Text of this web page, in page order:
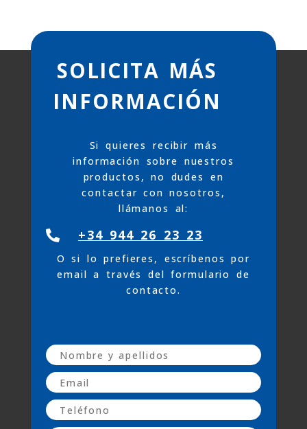
SOLICITA MÁS
INFORMACIÓN
Si quieres recibir más
información sobre nuestros
productos, no dudes en
contactar con nosotros,
llámanos al:
 +34 944 26 23 23
O si lo prefieres, escríbenos por
email a través del formulario de
contacto.